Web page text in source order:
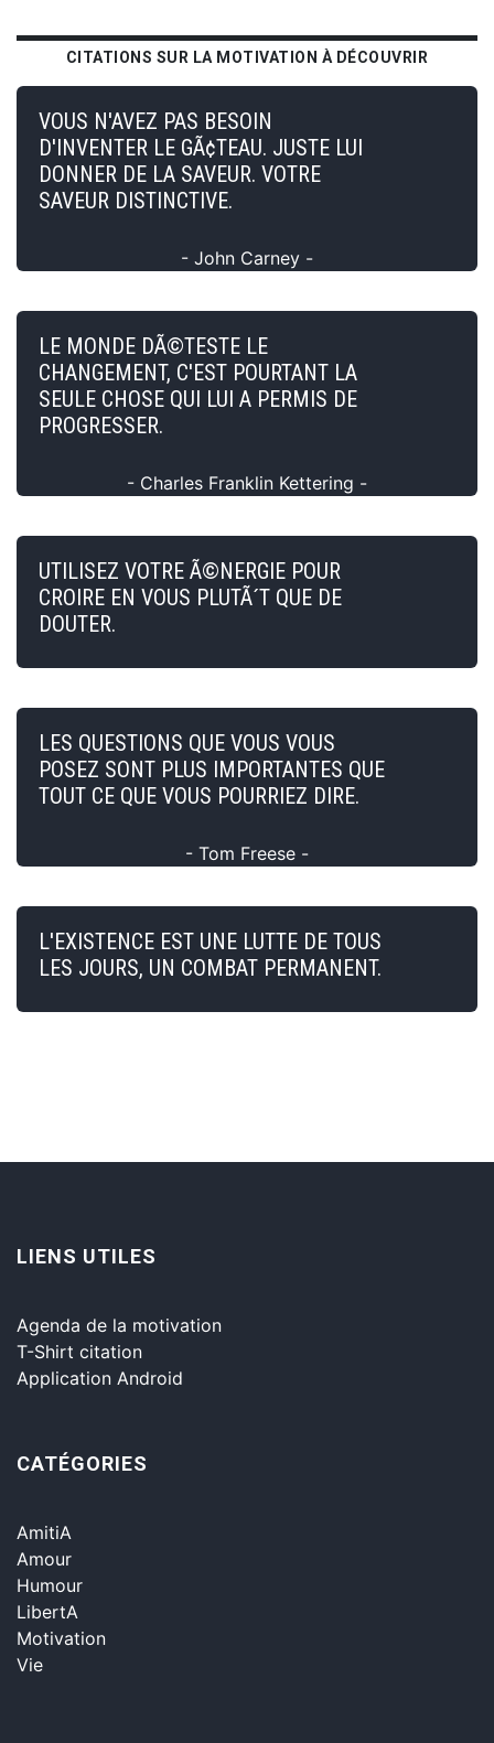
CITATIONS SUR LA MOTIVATION À DÉCOUVRIR
VOUS N'AVEZ PAS BESOIN
D'INVENTER LE GÃ¢TEAU. JUSTE LUI
DONNER DE LA SAVEUR. VOTRE
SAVEUR DISTINCTIVE.
- John Carney -
LE MONDE DÃ©TESTE LE
CHANGEMENT, C'EST POURTANT LA
SEULE CHOSE QUI LUI A PERMIS DE
PROGRESSER.
- Charles Franklin Kettering -
UTILISEZ VOTRE Ã©NERGIE POUR
CROIRE EN VOUS PLUTÃ´T QUE DE
DOUTER.
LES QUESTIONS QUE VOUS VOUS
POSEZ SONT PLUS IMPORTANTES QUE
TOUT CE QUE VOUS POURRIEZ DIRE.
- Tom Freese -
L'EXISTENCE EST UNE LUTTE DE TOUS
LES JOURS, UN COMBAT PERMANENT.
LIENS UTILES
Agenda de la motivation
T-Shirt citation
Application Android
CATÉGORIES
AmitiA
Amour
Humour
LibertA
Motivation
Vie